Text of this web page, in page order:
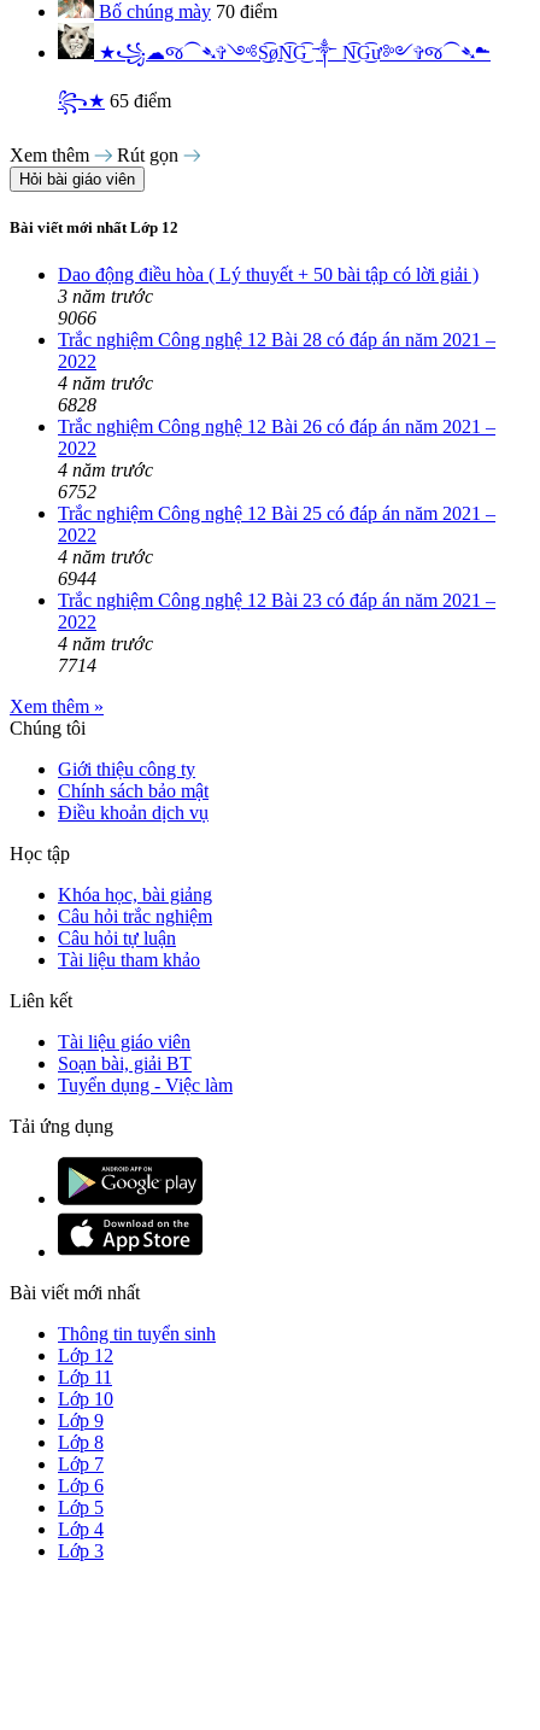
Bố chúng mày 70 điểm
★꧁☁︎જ⁀➴✞༺S͜͡øN͜͡G͜͡ ༒︎ N͜͡G͜͡ư༻✞જ⁀➴☁︎
꧂★ 65 điểm
Xem thêm Rút gọn
Hỏi bài giáo viên
Bài viết mới nhất Lớp 12
Dao động điều hòa ( Lý thuyết + 50 bài tập có lời giải )
3 năm trước
9066
Trắc nghiệm Công nghệ 12 Bài 28 có đáp án năm 2021 –
2022
4 năm trước
6828
Trắc nghiệm Công nghệ 12 Bài 26 có đáp án năm 2021 –
2022
4 năm trước
6752
Trắc nghiệm Công nghệ 12 Bài 25 có đáp án năm 2021 –
2022
4 năm trước
6944
Trắc nghiệm Công nghệ 12 Bài 23 có đáp án năm 2021 –
2022
4 năm trước
7714
Xem thêm »
Chúng tôi
Giới thiệu công ty
Chính sách bảo mật
Điều khoản dịch vụ
Học tập
Khóa học, bài giảng
Câu hỏi trắc nghiệm
Câu hỏi tự luận
Tài liệu tham khảo
Liên kết
Tài liệu giáo viên
Soạn bài, giải BT
Tuyển dụng - Việc làm
Tải ứng dụng
Bài viết mới nhất
Thông tin tuyển sinh
Lớp 12
Lớp 11
Lớp 10
Lớp 9
Lớp 8
Lớp 7
Lớp 6
Lớp 5
Lớp 4
Lớp 3